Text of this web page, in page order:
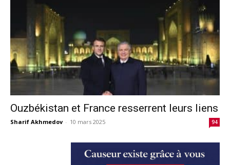
Ouzbékistan et France resserrent leurs liens
Sharif Akhmedov - 10 mars 2025 94